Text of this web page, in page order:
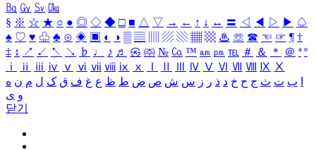
㏃ ㏉ ㏜ ㏆
§ ※ ☆ ★ ○ ● ◎ ◇ ◆ □ ■ △ ▽ → ← ↑ ↓ ↔ 〓 ◁ ◀ ▷ ▶ ♤
♠ ♡ ♥ ♧ ♣ ⊙ ◈ ▣ ◐ ◑ ▒ ▤ ▨ ▧ ▦ ▩ ♨ ☏ ☎ ☜ ☞ ¶ †
‡ ↕ ↗ ↙ ↖ ↘ ♭ ♩ ♪ ♬ ㉿ ㈜ № ㏇ ™ ㏂ ㏘ ℡ ＃ ＆ ＊ ＠ ª º
ⅰ
ⅱ ⅲ ⅳ ⅴ ⅵ ⅶ ⅷ ⅸ ⅹ Ⅳ Ⅴ Ⅵ Ⅶ Ⅷ Ⅸ Ⅹ
ب ت ث ج ح خ د ذ ر ز س ش ص ض ط ظ ع غ ف ق ک ل م ن ه
و ی
닫기